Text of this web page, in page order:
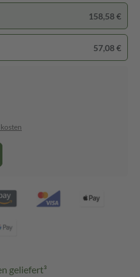
158,58 €
57,08 €
geliefert³